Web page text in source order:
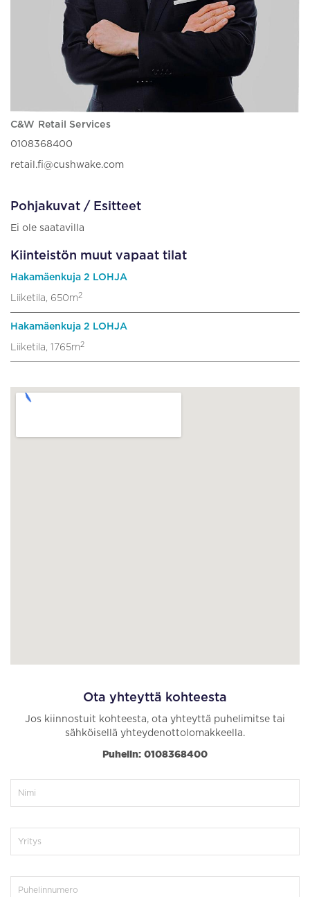
C&W Retail Services
0108368400
retail.fi@cushwake.com
Pohjakuvat / Esitteet
Ei ole saatavilla
Kiinteistön muut vapaat tilat
Hakamäenkuja 2 LOHJA
Liiketila, 650m 2
Hakamäenkuja 2 LOHJA
Liiketila, 1765m 2
Ota yhteyttä kohteesta
Jos kiinnostuit kohteesta, ota yhteyttä puhelimitse tai
sähköisellä yhteydenottolomakkeella.
Puhelin: 0108368400